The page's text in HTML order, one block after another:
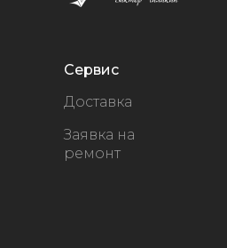
Сервис
Доставка
Заявка на
ремонт